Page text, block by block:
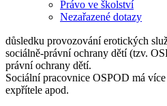
Právo ve školství
Nezařazené dotazy
důsledku provozování erotických
sociálně-právní ochrany dětí (tzv.
právní ochrany dětí.
Sociální pracovnice OSPOD má
expřítele apod.